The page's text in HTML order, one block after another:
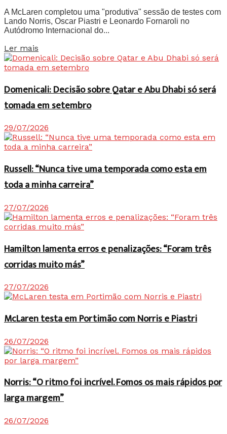
A McLaren completou uma "produtiva" sessão de testes com
Lando Norris, Oscar Piastri e Leonardo Fornaroli no
Autódromo Internacional do...
Ler mais
Domenicali: Decisão sobre Qatar e Abu Dhabi só será
tomada em setembro
29/07/2026
Russell: “Nunca tive uma temporada como esta em
toda a minha carreira”
27/07/2026
Hamilton lamenta erros e penalizações: “Foram três
corridas muito más”
27/07/2026
McLaren testa em Portimão com Norris e Piastri
26/07/2026
Norris: “O ritmo foi incrível. Fomos os mais rápidos por
larga margem”
26/07/2026